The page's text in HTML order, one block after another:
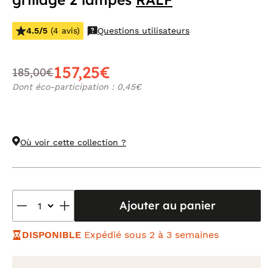
4.5/5 (4 avis) Questions utilisateurs
185,00€157,25€
Dont éco-participation : 0,45€
Où voir cette collection ?
Ajouter au panier
DISPONIBLE Expédié sous 2 à 3 semaines